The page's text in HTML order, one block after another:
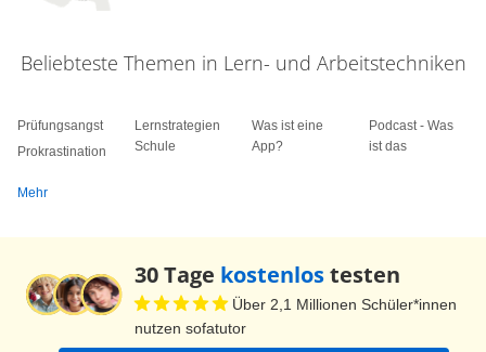
Beliebteste Themen in Lern- und Arbeitstechniken
Prüfungsangst
Prokrastination
Lernstrategien
Schule
Was ist eine
App?
Podcast - Was
ist das
Mehr
30 Tage kostenlostesten
Über 2,1 Millionen Schüler*innen
nutzen sofatutor